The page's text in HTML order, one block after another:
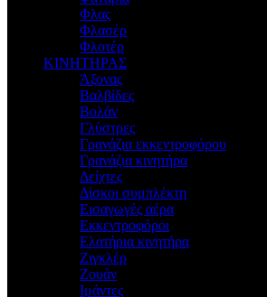
Φλας
Φλασέρ
Φλοτέρ
ΚΙΝΗΤΗΡΑΣ
Άξονας
Βαλβίδες
Βολάν
Γλύστρες
Γρανάζια εκκεντροφόρου
Γρανάζια κινητήρα
Δείχτες
Δίσκοι συμπλέκτη
Εισαγωγές αέρα
Εκκεντροφόροι
Ελατήρια κινητήρα
Ζιγκλέρ
Ζουάν
Ιμάντες